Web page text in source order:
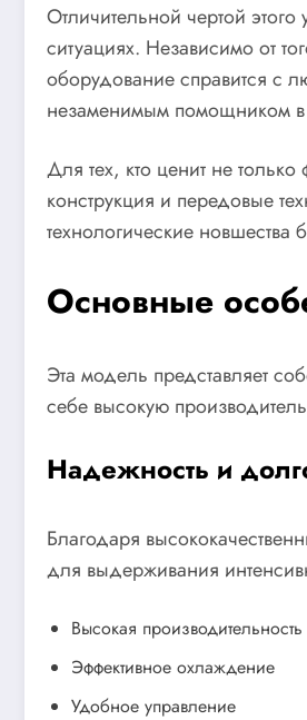
Отличительной чертой
ситуациях. Независимо от
оборудование справится с
незаменимым помощником в
Для тех, кто ценит не
конструкция и передовые
технологические
Основные
Эта модель представляет
себе высокую
Надежность и
Благодаря
для выдерживания
Высокая производительность
Эффективное охлаждение
Удобное управление